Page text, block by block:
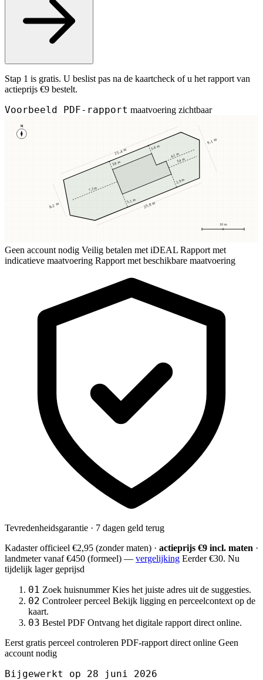
Stap 1 is gratis. U beslist pas na de kaartcheck of u het rapport van
actieprijs €9 bestelt.
Voorbeeld PDF-rapport maatvoering zichtbaar
N
10 m
3,8 m
3,8 m
5,1 m
2,9 m
7,2 m
3,4 m
4,1 m
25,4 m
23,8 m
8,2 m
9,1 m
Geen account nodig Veilig betalen met iDEAL Rapport met
indicatieve maatvoering Rapport met beschikbare maatvoering
Tevredenheidsgarantie · 7 dagen geld terug
Kadaster officieel €2,95 (zonder maten) · actieprijs €9 incl. maten ·
landmetervanaf €450 (formeel) — vergelijking Eerder €30. Nu
tijdelijk lager geprijsd
01 Zoek huisnummer Kies het juiste adres uit de suggesties.
02 Controleer perceel Bekijk ligging en perceelcontext op de
kaart.
03 Bestel PDF Ontvang het digitale rapport direct online.
Eerst gratis perceel controleren PDF-rapport direct online Geen
account nodig
Bijgewerkt op 28 juni 2026